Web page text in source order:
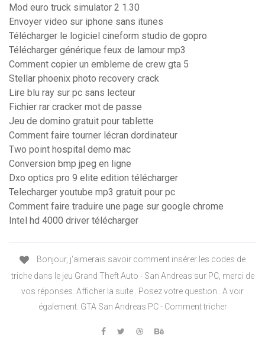
Mod euro truck simulator 2 1.30
Envoyer video sur iphone sans itunes
Télécharger le logiciel cineform studio de gopro
Télécharger générique feux de lamour mp3
Comment copier un embleme de crew gta 5
Stellar phoenix photo recovery crack
Lire blu ray sur pc sans lecteur
Fichier rar cracker mot de passe
Jeu de domino gratuit pour tablette
Comment faire tourner lécran dordinateur
Two point hospital demo mac
Conversion bmp jpeg en ligne
Dxo optics pro 9 elite edition télécharger
Telecharger youtube mp3 gratuit pour pc
Comment faire traduire une page sur google chrome
Intel hd 4000 driver télécharger
Bonjour, j'aimerais savoir comment insérer les codes de
triche dans le jeu Grand Theft Auto - San Andreas sur PC, merci de
vos réponses. Afficher la suite . Posez votre question . A voir
également: GTA San Andreas PC - Comment tricher